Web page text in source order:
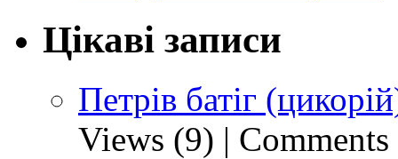
Цікаві записи
Петрів батіг
Views (9) |